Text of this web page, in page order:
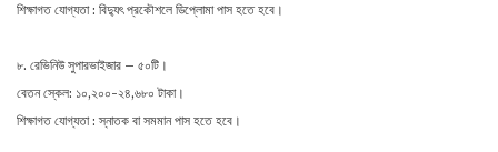
শিক্ষাগত যোগ্যতা : বিদ্যুৎ প্রকৌশলে ডিপ্লোমা পাস হতে হবে।
৮. রেভিনিউ সুপারভাইজার – ৫০টি।
বেতন স্কেল: ১০,২০০-২৪,৬৮০ টাকা।
শিক্ষাগত যোগ্যতা : স্নাতক বা সমমান পাস হতে হবে।